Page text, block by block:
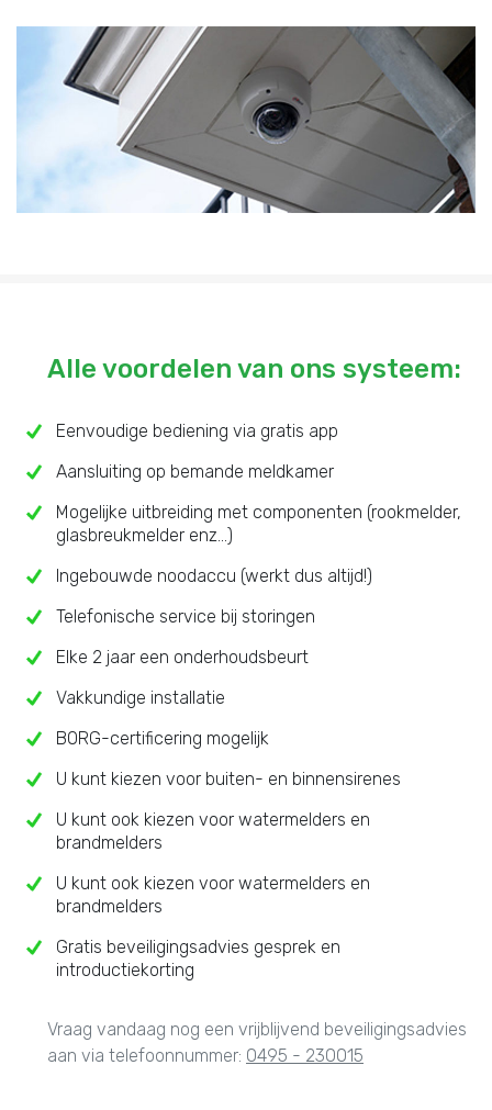
Alle voordelen van ons systeem:
Eenvoudige bediening via gratis app
Aansluiting op bemande meldkamer
Mogelijke uitbreiding met componenten (rookmelder,
glasbreukmelder enz...)
Ingebouwde noodaccu (werkt dus altijd!)
Telefonische service bij storingen
Elke 2 jaar een onderhoudsbeurt
Vakkundige installatie
BORG-certificering mogelijk
U kunt kiezen voor buiten- en binnensirenes
U kunt ook kiezen voor watermelders en
brandmelders
U kunt ook kiezen voor watermelders en
brandmelders
Gratis beveiligingsadvies gesprek en
introductiekorting
Vraag vandaag nog een vrijblijvend beveiligingsadvies
aan via telefoonnummer: 0495 - 230015